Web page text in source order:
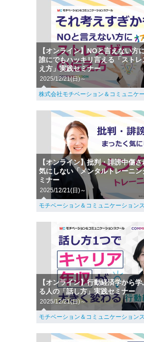
【オンライン】NOと言えない方
誰にでもハッキリ言える「ストレ
え方」実践セミナー
2025/12/21(日)～
株式会社モチベーション＆コミュニケ
【オンライン】批判・誹謗中傷さ
気にしない「メンタルトレーニン
ミナー
2025/12/21(日)～
モチベーション＆コミュニケーション
【オンライン】行動経済学から
る人の「話し方」実践セミナー
2025/12/21(日)～
モチベーション＆コミュニケーション